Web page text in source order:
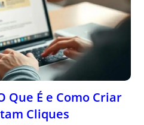
Que É e Como Criar
Cliques